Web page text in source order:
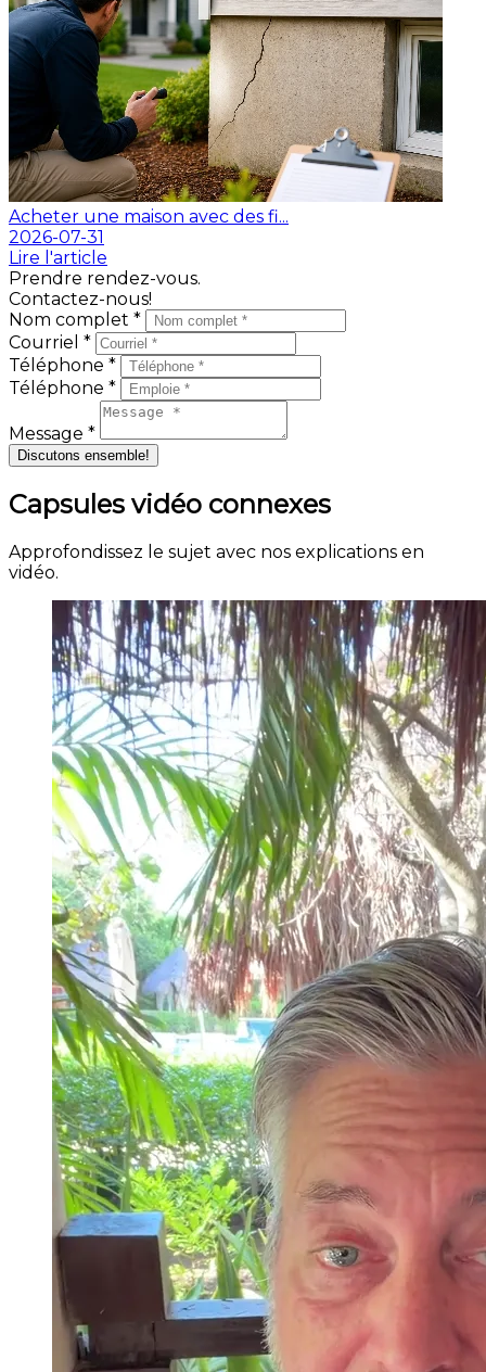
Acheter une maison avec des fi...
2026-07-31
Lire l'article
Prendre rendez-vous.
Contactez-nous!
Nom complet *
Courriel *
Téléphone *
Téléphone *
Message *
Discutons ensemble!
Capsules vidéo connexes
Approfondissez le sujet avec nos explications en
vidéo.